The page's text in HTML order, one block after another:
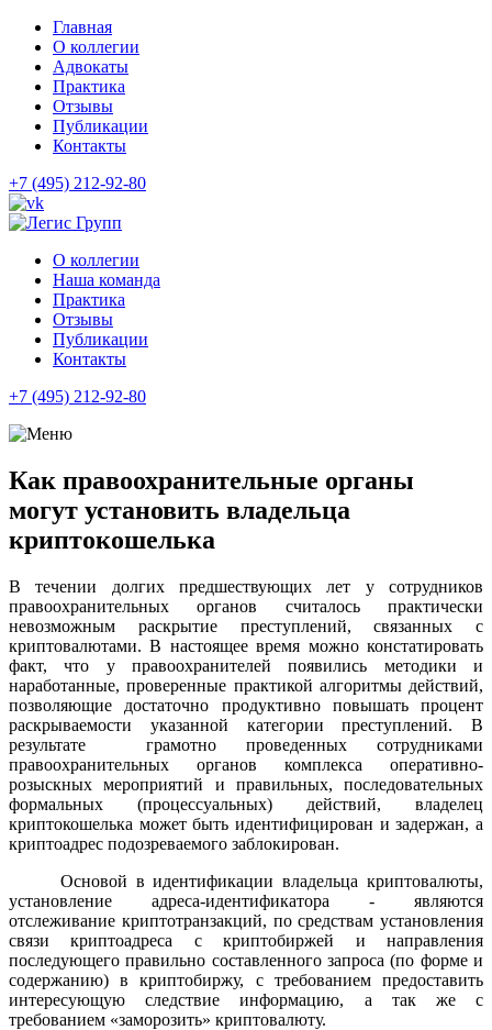
Главная
О коллегии
Адвокаты
Практика
Отзывы
Публикации
Контакты
+7 (495) 212-92-80
О коллегии
Наша команда
Практика
Отзывы
Публикации
Контакты
+7 (495) 212-92-80
Как правоохранительные органы
могут установить владельца
криптокошелька
В течении долгих предшествующих лет у сотрудников
правоохранительных органов считалось практически
невозможным раскрытие преступлений, связанных с
криптовалютами. В настоящее время можно констатировать
факт, что у правоохранителей появились методики и
наработанные, проверенные практикой алгоритмы действий,
позволяющие достаточно продуктивно повышать процент
раскрываемости указанной категории преступлений. В
результате грамотно проведенных сотрудниками
правоохранительных органов комплекса оперативно-
розыскных мероприятий и правильных, последовательных
формальных (процессуальных) действий, владелец
криптокошелька может быть идентифицирован и задержан, а
криптоадрес подозреваемого заблокирован.
Основой в идентификации владельца криптовалюты,
установление адреса-идентификатора - являются
отслеживание криптотранзакций, по средствам установления
связи криптоадреса с криптобиржей и направления
последующего правильно составленного запроса (по форме и
содержанию) в криптобиржу, с требованием предоставить
интересующую следствие информацию, а так же с
требованием «заморозить» криптовалюту.